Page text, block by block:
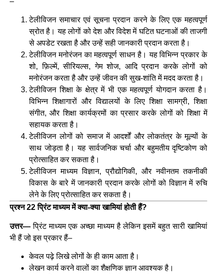
टेलीविजन समाचार एवं सूचना प्रदान करने के लिए एक महत्वपूर्ण
स्रोत है। यह लोगों को देश और विदेश में घटित घटनाओं की ताजगी
से अपडेट रखता है और उन्हें सही जानकारी प्रदान करता है।
टेलीविजन मनोरंजन का महत्वपूर्ण साधन है। यह विभिन्न प्रकार के
शो, फ़िल्में, सीरियल्स, गेम शोज, आदि प्रदान करके लोगों को
मनोरंजन करता है और उन्हें जीवन की सुख-शांति में मदद करता है।
टेलीविजन शिक्षा के क्षेत्र में भी एक महत्वपूर्ण योगदान करता है।
विभिन्न शिक्षागारों और विद्यालयों के लिए शिक्षा सामग्री, शिक्षा
संगीत, और शिक्षा कार्यक्रमों का प्रसार करके लोगों को शिक्षा में
सहायक करता है।
टेलीविजन लोगों को समाज में आदर्शों और लोकतंत्र के मूल्यों के
साथ जोड़ता है। यह सार्वजनिक चर्चा और बहुमतीय दृष्टिकोण को
प्रोत्साहित कर सकता है।
टेलीविजन माध्यम विज्ञान, प्रौद्योगिकी, और नवीनतम तकनीकी
विकास के बारे में जानकारी प्रदान करके लोगों को विज्ञान में रुचि
लेने के लिए प्रोत्साहित कर सकता है।
प्रश्न 22 प्रिंट माध्यम में क्या-क्या खामियां होती हैं?
उत्तर— प्रिंट माध्यम एक अच्छा माध्यम है लेकिन इसमें बहुत सारी खामियां
भी हैं जो इस प्रकार हैं–
केवल पढ़े लिखे लोगों के ही काम आता है।
लेखन कार्य करने वालों का शैक्षणिक ज्ञान आवश्यक है।